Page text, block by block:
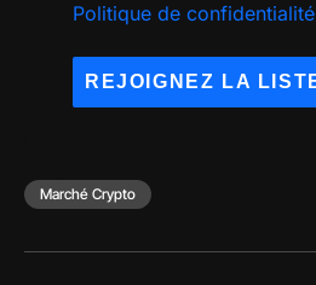
Politique de confidentialité
Marché Crypto